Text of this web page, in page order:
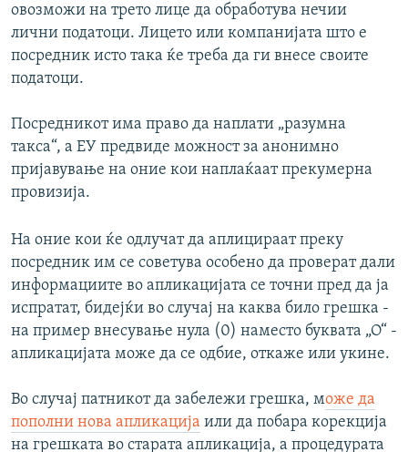
овозможи на трето лице да обработува нечии
лични податоци. Лицето или компанијата што е
посредник исто така ќе треба да ги внесе своите
податоци.
Посредникот има право да наплати „разумна
такса“, а ЕУ предвиде можност за анонимно
пријавување на оние кои наплаќаат прекумерна
провизија.
На оние кои ќе одлучат да аплицираат преку
посредник им се советува особено да проверат дали
информациите во апликацијата се точни пред да ја
испратат, бидејќи во случај на каква било грешка -
на пример внесување нула (0) наместо буквата „О“ -
апликацијата може да се одбие, откаже или укине.
Во случај патникот да забележи грешка, може да
пополни нова апликација или да побара корекција
на грешката во старата апликација, а процедурата